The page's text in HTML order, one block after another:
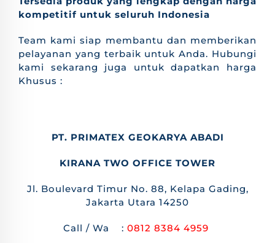
kompetitif untuk seluruh Indonesia
Team kami siap membantu dan memberikan
pelayanan yang terbaik untuk Anda. Hubungi
kami sekarang juga untuk dapatkan harga
Khusus :
PT. PRIMATEX GEOKARYA ABADI
KIRANA TWO OFFICE TOWER
Jl. Boulevard Timur No. 88, Kelapa Gading,
Jakarta Utara 14250
Call / Wa : 0812 8384 4959